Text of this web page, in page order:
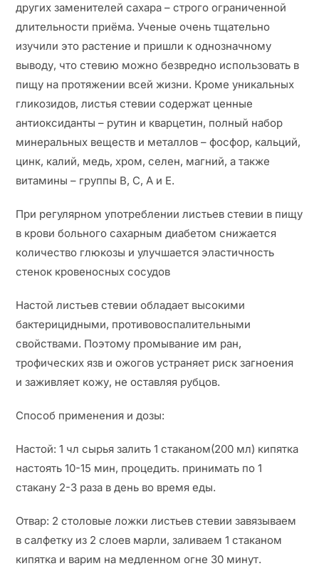
других заменителей сахара – строго ограниченной
длительности приёма. Ученые очень тщательно
изучили это растение и пришли к однозначному
выводу, что стевию можно безвредно использовать в
пищу на протяжении всей жизни. Кроме уникальных
гликозидов, листья стевии содержат ценные
антиоксиданты – рутин и кварцетин, полный набор
минеральных веществ и металлов – фосфор, кальций,
цинк, калий, медь, хром, селен, магний, а также
витамины – группы В, С, А и Е.
При регулярном употреблении листьев стевии в пищу
в крови больного сахарным диабетом снижается
количество глюкозы и улучшается эластичность
стенок кровеносных сосудов
Настой листьев стевии обладает высокими
бактерицидными, противовоспалительными
свойствами. Поэтому промывание им ран,
трофических язв и ожогов устраняет риск загноения
и заживляет кожу, не оставляя рубцов.
Способ применения и дозы:
Настой: 1 чл сырья залить 1 стаканом(200 мл) кипятка
настоять 10-15 мин, процедить. принимать по 1
стакану 2-3 раза в день во время еды.
Отвар: 2 столовые ложки листьев стевии завязываем
в салфетку из 2 слоев марли, заливаем 1 стаканом
кипятка и варим на медленном огне 30 минут.